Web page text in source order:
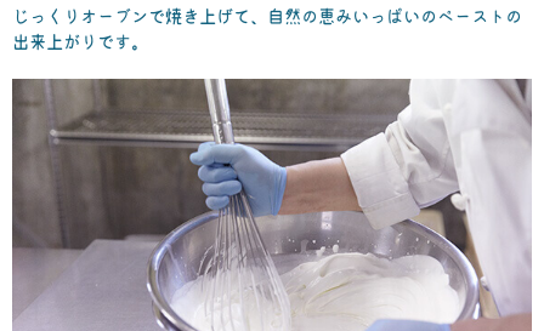
じっくりオーブンで焼き上げて、自然の恵みいっぱいのペーストの
出来上がりです。